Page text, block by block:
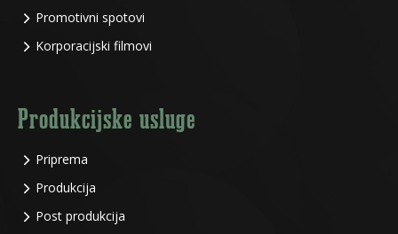
Promotivni spotovi
Korporacijski filmovi
Produkcijske usluge
Priprema
Produkcija
Post produkcija